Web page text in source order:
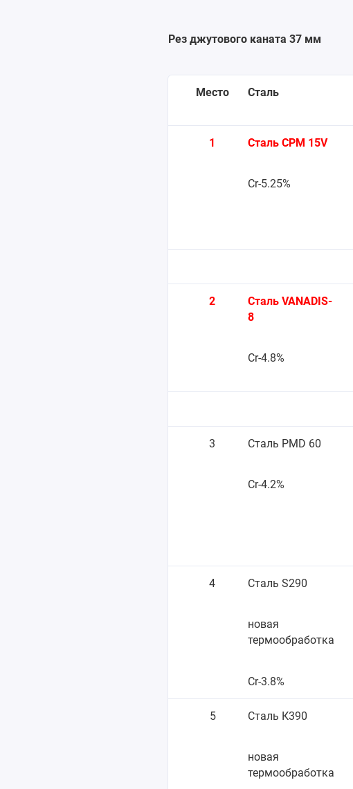
Рез джутового каната 37 мм
Место Сталь
1 Сталь CPM 15V
Cr-5.25%
2
Сталь VANADIS-
8
Cr-4.8%
3 Сталь PMD 60
Cr-4.2%
4 Сталь S290
новая
термообработка
Cr-3.8%
5 Сталь К390
новая
термообработка